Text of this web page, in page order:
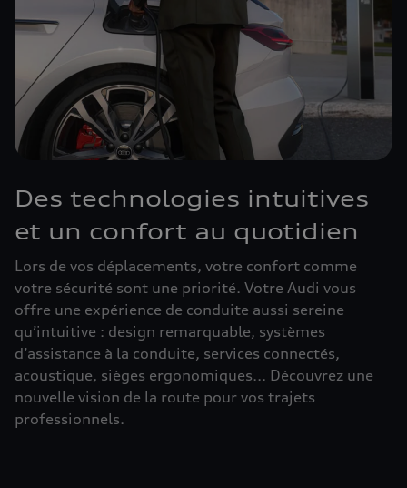
Des technologies intuitives
et un confort au quotidien
Lors de vos déplacements, votre confort comme
votre sécurité sont une priorité. Votre Audi vous
offre une expérience de conduite aussi sereine
qu’intuitive : design remarquable, systèmes
d’assistance à la conduite, services connectés,
acoustique, sièges ergonomiques... Découvrez une
nouvelle vision de la route pour vos trajets
professionnels.